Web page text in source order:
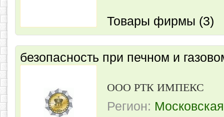
Товары фирмы (3)
безопасность при печном и
ООО РТК ИМПЕКС
Регион: